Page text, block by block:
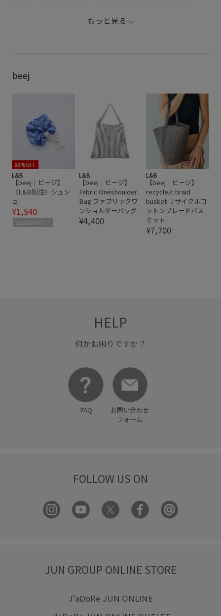
刺繍がポイント
もっと見る
beej
50%OFF
L&B
【beej｜ビージ】
〈L&B別注〉シュシ
ュ
¥1,540
2BUY10%OFF
L&B
【beej｜ビージ】
Fabric Oneshoulder
Bag ファブリックワ
ンショルダーバッグ
¥4,400
L&B
【beej｜ビージ】
recycle/c braid
busket リサイクルコ
ットンブレードバス
ケット
¥7,700
HELP
何かお困りですか？
FAQ
お問い合わせ
フォーム
FOLLOW US ON
JUN GROUP ONLINE STORE
J'aDoRe JUN ONLINE